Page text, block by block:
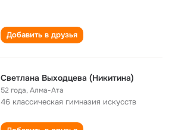
Добавить в друзья
Светлана Выходцева (Никитина)
52 года,Алма-Ата
46 классическая гимназия искусств